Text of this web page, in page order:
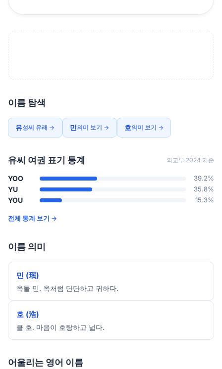
이름 탐색
유성씨 유래 → 민의미 보기 → 호의미 보기 →
유씨 여권 표기 통계 외교부 2024 기준
YOO 39.2%
YU 35.8%
YOU 15.3%
전체 통계 보기 →
이름 의미
민 (珉)
옥돌 민. 옥처럼 단단하고 귀하다.
호 (浩)
클 호. 마음이 호탕하고 넓다.
어울리는 영어 이름